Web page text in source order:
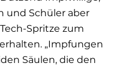
und Schüler aber
Spritze zum
„Impfungen
Säulen, die den